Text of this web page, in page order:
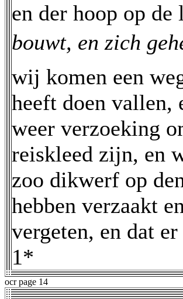
en der hoop op de
bouwt, en zich
wij komen een
heeft doen vallen,
weer verzoeking
reiskleed zijn, en
zoo dikwerf op
hebben verzaakt
vergeten, en dat
1*
ocr page 14